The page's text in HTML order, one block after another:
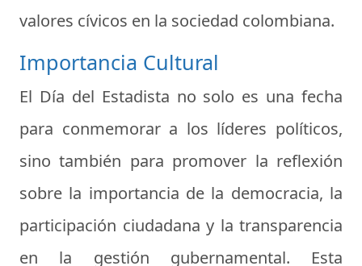
valores cívicos en la sociedad colombiana.
Importancia Cultural
El Día del Estadista no solo es una fecha
para conmemorar a los líderes políticos,
sino también para promover la reflexión
sobre la importancia de la democracia, la
participación ciudadana y la transparencia
en la gestión gubernamental. Esta